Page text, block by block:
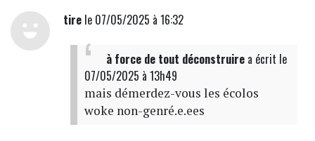
tirele 07/05/2025 à 16:32
à force de tout déconstruirea écrit le
07/05/2025 à 13h49
mais démerdez-vous les écolos
woke non-genré.e.ees